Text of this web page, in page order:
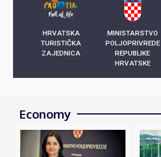
HRVATSKA
TURISTIČKA
ZAJEDNICA
MINISTARSTVO
POLJOPRIVREDE
REPUBLIKE
HRVATSKE
Economy